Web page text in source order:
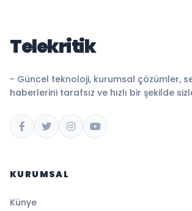
Telekritik
- Güncel teknoloji, kurumsal çözümler,
haberlerini tarafsız ve hızlı bir şekilde
KURUMSAL
Künye